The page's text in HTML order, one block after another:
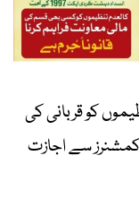
کو قربانی کی
سے اجازت